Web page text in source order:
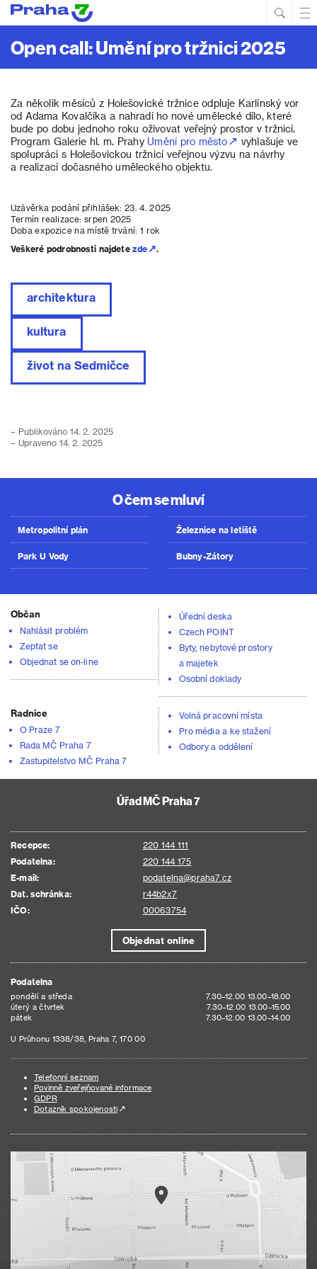
Open call: Umění pro tržnici 2025
Za několik měsíců z Holešovické tržnice odpluje Karlínský vor
od Adama Kovalčíka a nahradí ho nové umělecké dílo, které
bude po dobu jednoho roku oživovat veřejný prostor v tržnici.
Program Galerie hl. m. Prahy Umění pro město
vyhlašuje ve
spolupráci s Holešovickou tržnicí veřejnou výzvu na návrhy
a realizaci dočasného uměleckého objektu.
Uzávěrka podání přihlášek: 23. 4. 2025
Termín realizace: srpen 2025
Doba expozice na místě trvání: 1 rok
Veškeré podrobnosti najdetezde .
architektura
kultura
život na Sedmičce
– Publikováno 14. 2. 2025
– Upraveno 14. 2. 2025
O čem se mluví
Metropolitní plán
Park U Vody
Železnice na letiště
Bubny-Zátory
Občan
Nahlásit problém
Zeptat se
Objednat se on-line
Úřední deska
Czech POINT
Byty, nebytové prostory
a majetek
Osobní doklady
Radnice
O Praze 7
Rada MČ Praha 7
Zastupitelstvo MČ Praha 7
Volná pracovní místa
Pro média a ke stažení
Odbory a oddělení
Úřad MČ Praha 7
Recepce:
220 144 111
Podatelna:
220 144 175
E-mail:
podatelna@praha7.cz
Dat. schránka:
r44b2x7
IČO:
00063754
Objednat online
Podatelna
pondělí a středa
7.30–12.00 13.00–18.00
úterý a čtvrtek
7.30–12.00 13.00–15.00
pátek
7.30–12.00 13.00–14.00
U Průhonu 1338/38, Praha 7, 170 00
Telefonní seznam
Povinně zveřejňované informace
GDPR
Dotazník spokojenosti